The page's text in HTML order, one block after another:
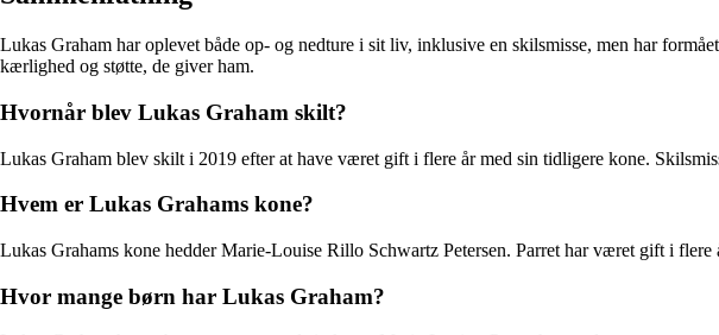
Lukas Graham har oplevet både op- og nedture i sit liv, inklusive en skilsmisse, men har
kærlighed og støtte, de giver ham.
Hvornår blev Lukas Graham skilt?
Lukas Graham blev skilt i 2019 efter at have været gift i flere år med sin tidligere kone.
Hvem er Lukas Grahams kone?
Lukas Grahams kone hedder Marie-Louise Rillo Schwartz Petersen. Parret har været gift i flere
Hvor mange børn har Lukas Graham?